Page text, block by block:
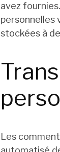
avez
personnelles
stockées à
Les